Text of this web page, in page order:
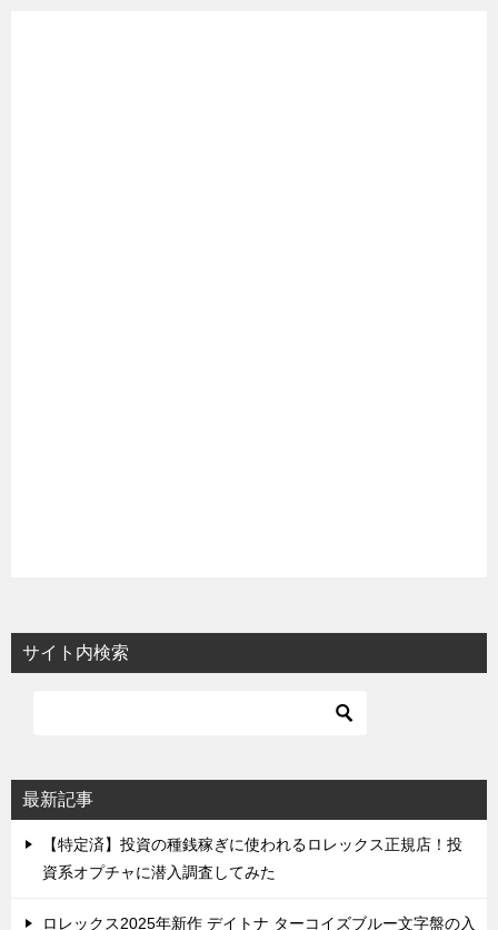
サイト内検索
最新記事
【特定済】投資の種銭稼ぎに使われるロレックス正規店！投
資系オプチャに潜入調査してみた
ロレックス2025年新作 デイトナ ターコイズブルー文字盤の入